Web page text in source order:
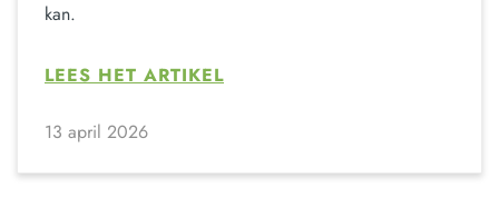
kan.
LEES HET ARTIKEL
13 april 2026